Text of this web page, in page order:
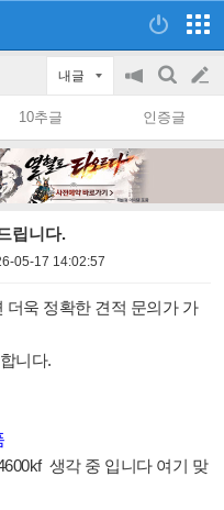
내글
공
on/off
검
색
글
쓰
10추글 인증글
립니다.
05-17 14:02:57
더욱 정확한 견적 문의가 가
니다.
생각 중 입니다 여기 맞